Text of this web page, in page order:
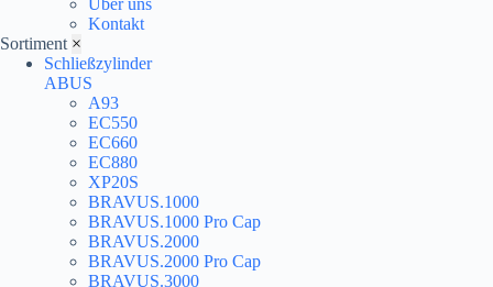
Kontakt
Sortiment ×
Schließzylinder
ABUS
A93
EC550
EC660
EC880
XP20S
BRAVUS.1000
BRAVUS.1000 Pro Cap
BRAVUS.2000
BRAVUS.2000 Pro Cap
BRAVUS.3000